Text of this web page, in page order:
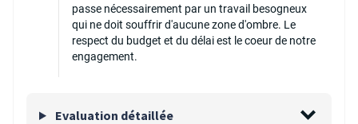
passe nécessairement par un travail besogneux
qui ne doit souffrir d'aucune zone d'ombre. Le
respect du budget et du délai est le coeur de notre
engagement.
Evaluation détaillée